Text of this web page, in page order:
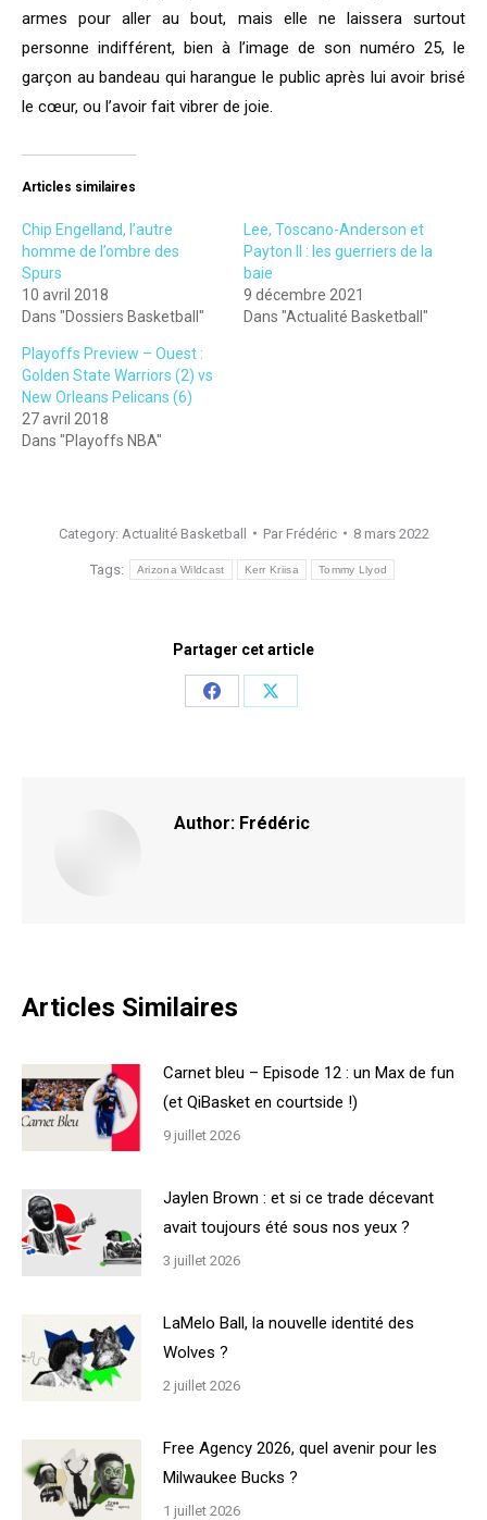
armes pour aller au bout, mais elle ne laissera surtout
personne indifférent, bien à l’image de son numéro 25, le
garçon au bandeau qui harangue le public après lui avoir brisé
le cœur, ou l’avoir fait vibrer de joie.
Articles similaires
Chip Engelland, l’autre
homme de l’ombre des
Spurs
10 avril 2018
Dans "Dossiers Basketball"
Lee, Toscano-Anderson et
Payton II : les guerriers de la
baie
9 décembre 2021
Dans "Actualité Basketball"
Playoffs Preview – Ouest :
Golden State Warriors (2) vs
New Orleans Pelicans (6)
27 avril 2018
Dans "Playoffs NBA"
Category: Actualité Basketball Par Frédéric 8 mars 2022
Tags: Arizona Wildcast Kerr Kriisa Tommy Llyod
Partager cet article
Share
Share
Author: Frédéric
Articles Similaires
Carnet bleu – Episode 12 : un Max de fun
(et QiBasket en courtside !)
9 juillet 2026
Jaylen Brown : et si ce trade décevant
avait toujours été sous nos yeux ?
3 juillet 2026
LaMelo Ball, la nouvelle identité des
Wolves ?
2 juillet 2026
Free Agency 2026, quel avenir pour les
Milwaukee Bucks ?
1 juillet 2026